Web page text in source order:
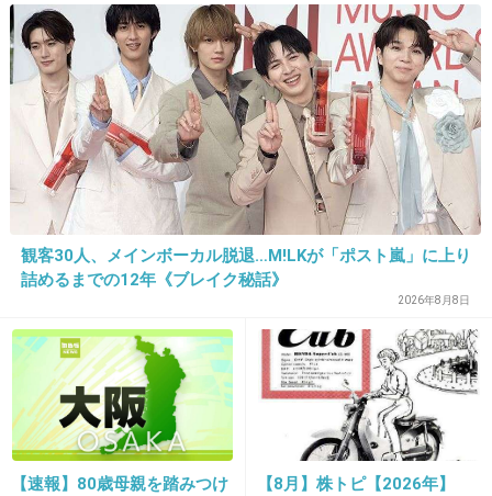
いの？
+174 -2
20. 匿名2019/04/09(火) 20:58:01
この前はランドで今回はシー？
+20 -1
21. 匿名2019/04/09(火) 20:58:02
ディズニーとか精神年齢低い人しか興味ないやろ。
からあげの時間を長くしろ
観客30人、メインボーカル脱退…M!LKが「ポスト嵐」に上り
詰めるまでの12年《ブレイク秘話》
2026年8月8日
【速報】80歳母親を踏みつけ
【8月】株トピ【2026年】